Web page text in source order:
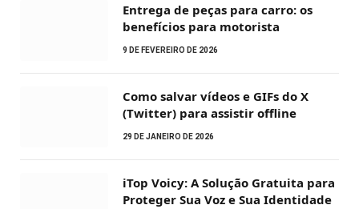
Entrega de peças para carro: os
benefícios para motorista
9 DE FEVEREIRO DE 2026
Como salvar vídeos e GIFs do X
(Twitter) para assistir offline
29 DE JANEIRO DE 2026
iTop Voicy: A Solução Gratuita para
Proteger Sua Voz e Sua Identidade